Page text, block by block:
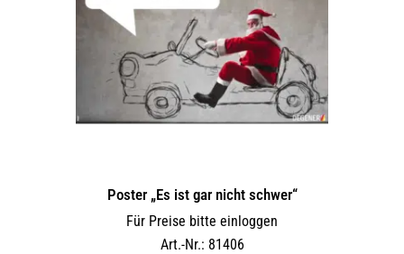
Poster „Es ist gar nicht schwer“
Für Preise bitte einloggen
Art.-Nr.: 81406